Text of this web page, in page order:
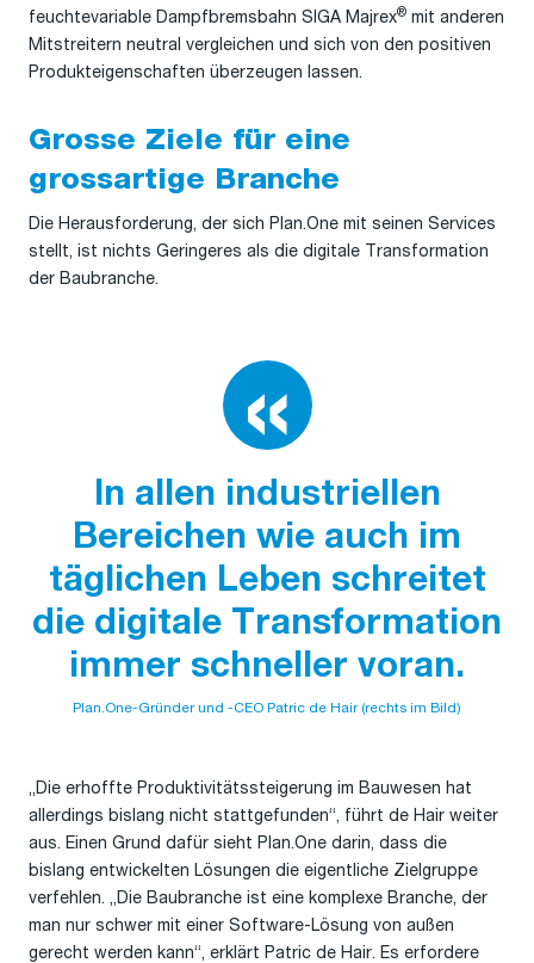
feuchtevariable Dampfbremsbahn SIGA Majrex® mit anderen
Mitstreitern neutral vergleichen und sich von den positiven
Produkteigenschaften überzeugen lassen.
Grosse Ziele für eine
grossartige Branche
Die Herausforderung, der sich Plan.One mit seinen Services
stellt, ist nichts Geringeres als die digitale Transformation
der Baubranche.
In allen industriellen
Bereichen wie auch im
täglichen Leben schreitet
die digitale Transformation
immer schneller voran.
Plan.One-Gründer und -CEO Patric de Hair (rechts im Bild)
„Die erhoffte Produktivitätssteigerung im Bauwesen hat
allerdings bislang nicht stattgefunden“, führt de Hair weiter
aus. Einen Grund dafür sieht Plan.One darin, dass die
bislang entwickelten Lösungen die eigentliche Zielgruppe
verfehlen. „Die Baubranche ist eine komplexe Branche, der
man nur schwer mit einer Software-Lösung von außen
gerecht werden kann“, erklärt Patric de Hair. Es erfordere